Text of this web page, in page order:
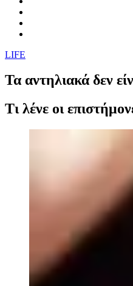
LIFE
Τα αντηλιακά δεν
Τι λένε οι